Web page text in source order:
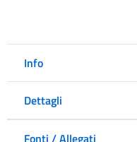
Info
Dettagli